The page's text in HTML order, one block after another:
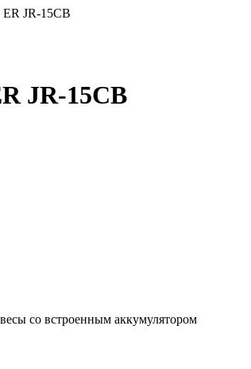
JR-15CB
JR-15CB
со встроенным аккумулятором